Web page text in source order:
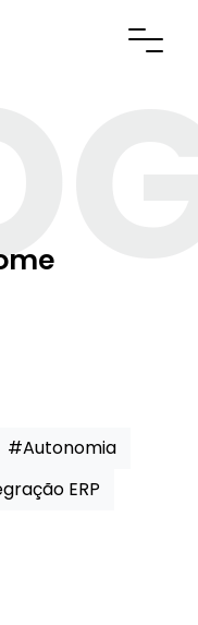
Abrir
#Autonomia
ERP
DrinHome no Twitter